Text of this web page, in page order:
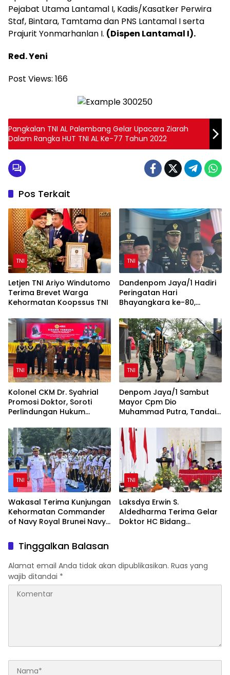
Pejabat Utama Lantamal I, Kadis/Kasatker Perwira
Staf, Bintara, Tamtama dan PNS Lantamal I serta
Prajurit Yonmarhanlan I. (Dispen Lantamal I).
Red. Yeni
Post Views: 166
Pangkalan TNI AL Palembang Gelar Upacara Ziarah
Dalam Rangka HUT TNI AL Ke-77 Tahun 2022
Pos Terkait
TNI
Letjen TNI Ariyo Windutomo
Terima Brevet Warga
Kehormatan Koopssus TNI
TNI
Dandenpom Jaya/1 Hadiri
Peringatan Hari
Bhayangkara ke-80,
TNI
Kolonel CKM Dr. Syahrial
Promosi Doktor, Soroti
Perlindungan Hukum
Disabilitas
TNI
Denpom Jaya/1 Sambut
Mayor Cpm Dio
Muhammad Putra, Tandai
TNI
Wakasal Terima Kunjungan
Kehormatan Commander
of Navy Royal Brunei Navy
TNI
Laksdya Erwin S.
Aldedharma Terima Gelar
Doktor HC Bidang
Tinggalkan Balasan
Alamat email Anda tidak akan dipublikasikan. Ruas yang
wajib ditandai *